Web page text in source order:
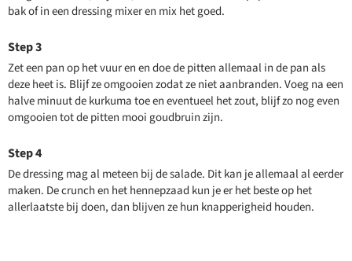
bak of in een dressing mixer en mix het goed.
Zet een pan op het vuur en en doe de pitten allemaal in de pan als
deze heet is. Blijf ze omgooien zodat ze niet aanbranden. Voeg na een
halve minuut de kurkuma toe en eventueel het zout, blijf zo nog even
omgooien tot de pitten mooi goudbruin zijn.
De dressing mag al meteen bij de salade. Dit kan je allemaal al eerder
maken. De crunch en het hennepzaad kun je er het beste op het
allerlaatste bij doen, dan blijven ze hun knapperigheid houden.